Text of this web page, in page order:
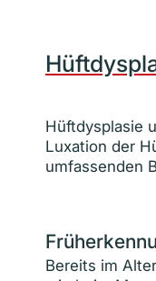
Hüftdysplasie
Luxation der
umfassenden
Bereits im